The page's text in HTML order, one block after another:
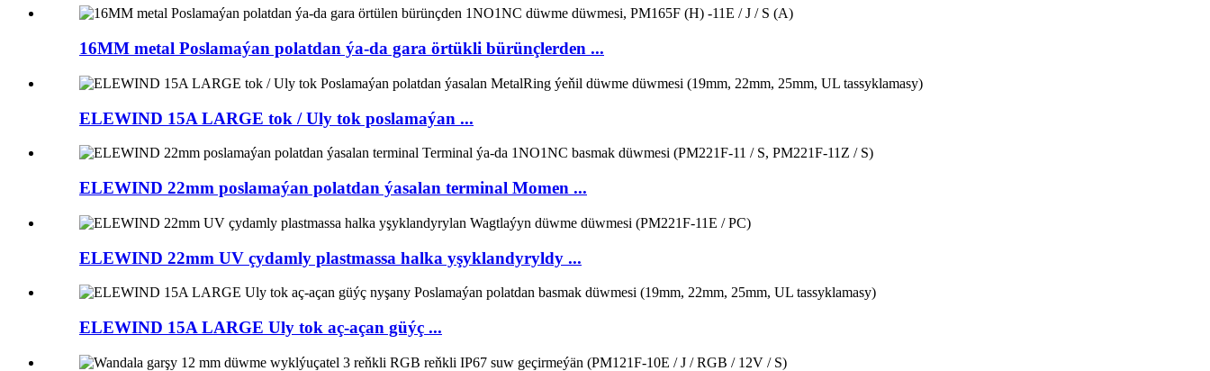
16MM metal Poslamaýan polatdan ýa-da gara örtükli bürünçlerden ...
ELEWIND 15A LARGE tok / Uly tok poslamaýan ...
ELEWIND 22mm poslamaýan polatdan ýasalan terminal Momen ...
ELEWIND 22mm UV çydamly plastmassa halka yşyklandyryldy ...
ELEWIND 15A LARGE Uly tok aç-açan güýç ...